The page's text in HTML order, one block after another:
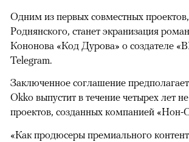
Одним из первых совместных
Роднянского, станет экранизация
Кононова «Код Дурова» о создателе
Telegram.
Заключенное соглашение
Okko выпустит в течение четырех лет
проектов, созданных компанией
«Как продюсеры премиального